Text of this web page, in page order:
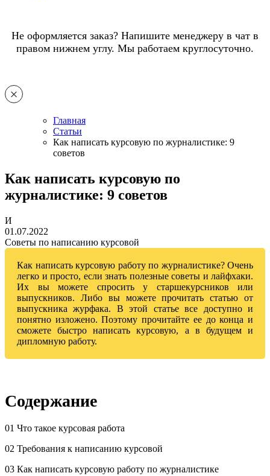
Не оформляется заказ? Напишите менеджеру в чат в
правом нижнем углу. Мы работаем круглосуточно.
Главная
Статьи
Как написать курсовую по журналистике: 9
советов
Как написать курсовую по
журналистике: 9 советов
И
01.07.2022
Советы по написанию курсовой
Как написать курсовую работу по журналистике? Очень
легко и просто, если знать полезные советы и лайфхаки.
Их вы можете спросить у старшекурсников или
выпускников. Либо вы можете прочитать статью от
выпускника журфака. В этой статье все доступно и
понятно изложено. Поэтому прочитайте ее до конца и
сможете быстро написать курсовую, а в будущем и
дипломную работу.
Содержание
01 Что такое курсовая работа
02 Требования к написанию курсовой
03 Как написать курсовую работу по журналистике